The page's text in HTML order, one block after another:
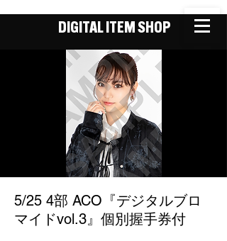
DIGITAL ITEM SHOP
5/25 4部 ACO『デジタルブロ
マイドvol.3』個別握手券付